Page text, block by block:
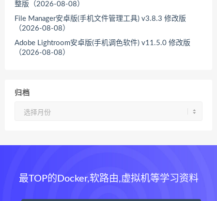
整版（2026-08-08）
File Manager安卓版(手机文件管理工具) v3.8.3 修改版
（2026-08-08）
Adobe Lightroom安卓版(手机调色软件) v11.5.0 修改版
（2026-08-08）
归档
最TOP的Docker,软路由,虚拟机等学习资料